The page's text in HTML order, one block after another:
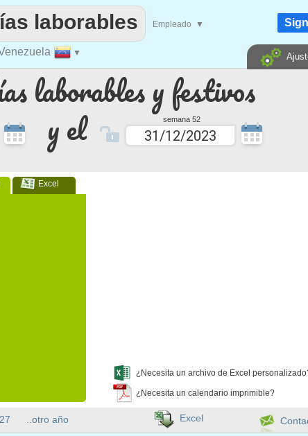
laborables y festivos
y el semana 52
Excel
¿Necesita un archivo de Excel
¿Necesita un calendario imprimible?
▼
laborables Empleado ▼
..otro año Excel